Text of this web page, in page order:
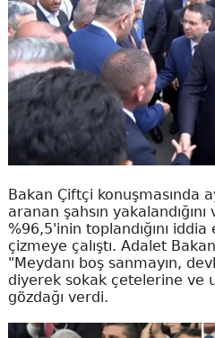
Bakan Çiftçi konuşmasında
aranan şahsın
%96,5'inin toplandığını
çizmeye çalıştı. Adalet
"Meydanı boş sanmayın,
diyerek sokak çetelerine ve
gözdağı verdi.